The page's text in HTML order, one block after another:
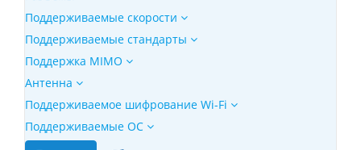
Поддерживаемые скорости
Поддерживаемые стандарты
Поддержка MIMO
Антенна
Поддерживаемое шифрование Wi-Fi
Поддерживаемые ОС